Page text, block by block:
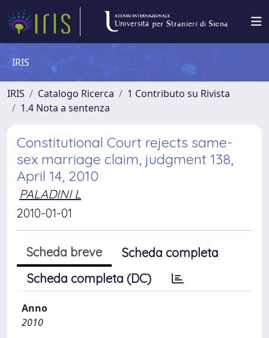
IRIS
IRIS Catalogo Ricerca
1 Contributo su Rivista
1.4 Nota a sentenza
Constitutional Court rejects same-
sex marriage claim, judgment 138,
April 14, 2010
PALADINI L
2010-01-01
Scheda breve
Scheda completa
Scheda completa (DC)
Anno
2010